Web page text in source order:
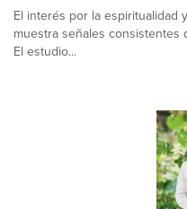
El interés por la espiritualidad
muestra señales consistentes
El estudio...